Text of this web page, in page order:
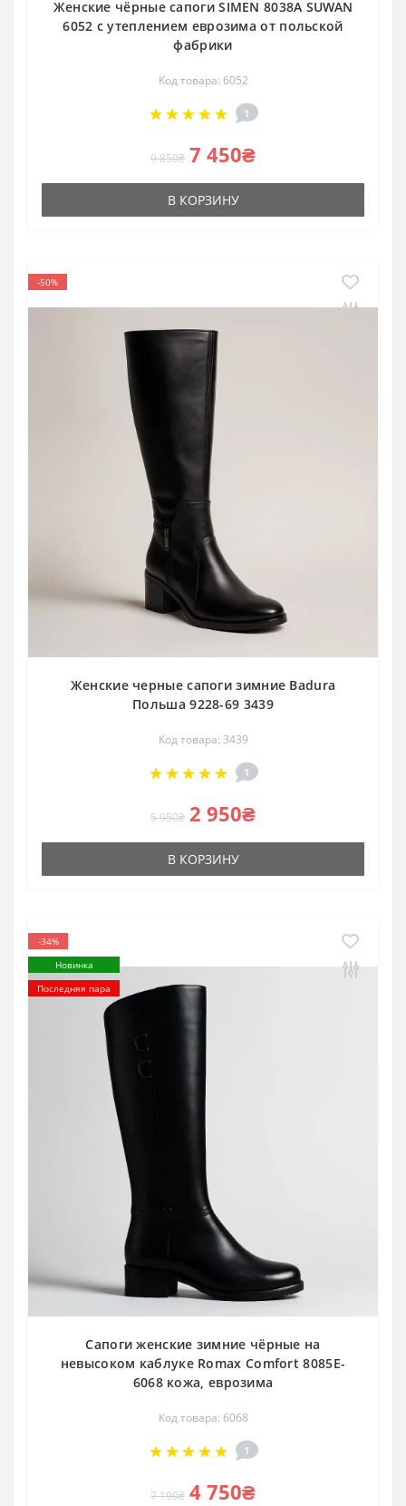
Женские чёрные сапоги SIMEN 8038A SUWAN
6052 с утеплением еврозима от польской
фабрики
Код товара: 6052
1
9 850₴ 7 450₴
В КОРЗИНУ
-50%
Женские черные сапоги зимние Badura
Польша 9228-69 3439
Код товара: 3439
1
5 950₴ 2 950₴
В КОРЗИНУ
-34%
Новинка
Последняя пара
Сапоги женские зимние чёрные на
невысоком каблуке Romax Comfort 8085E-
6068 кожа, еврозима
Код товара: 6068
1
7 190₴ 4 750₴